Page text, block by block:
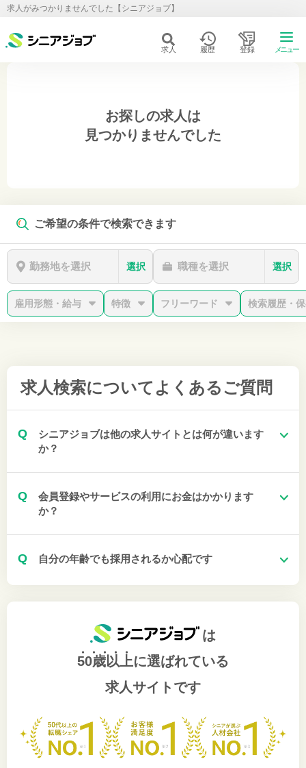
求人がみつかりませんでした【シニアジョブ】
求人 履歴 登録 メニュー
お探しの求人は
見つかりませんでした
ご希望の条件で検索できます
勤務地を選択 選択 職種を選択 選択
雇用形態・給与 特徴 フリーワード 検索履歴・
求人検索について よくあるご質問
Q
シニアジョブは他の求人サイトとは何が違います
か？
Q
会員登録やサービスの利用にお金はかかります
か？
Q 自分の年齢でも採用されるか心配です
は
50歳以上に選ばれている
求人サイトです